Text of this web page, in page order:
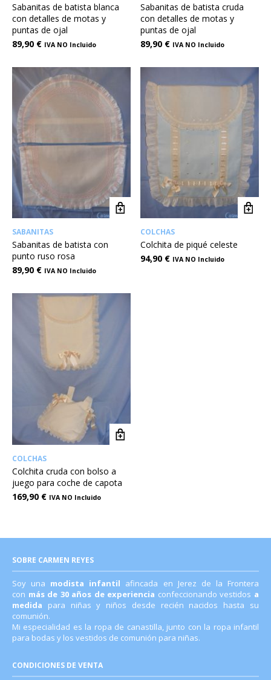
Sabanitas de batista blanca
con detalles de motas y
puntas de ojal
89,90 € IVA NO Incluido
Sabanitas de batista cruda
con detalles de motas y
puntas de ojal
89,90 € IVA NO Incluido
SABANITAS
Sabanitas de batista con
punto ruso rosa
89,90 € IVA NO Incluido
COLCHAS
Colchita de piqué celeste
94,90 € IVA NO Incluido
COLCHAS
Colchita cruda con bolso a
juego para coche de capota
169,90 € IVA NO Incluido
SOBRE CARMEN REYES
Soy una modista infantil afincada en Jerez de la Frontera
con más de 30 años de experiencia confeccionando vestidos a
medida para niñas y niños desde recién nacidos hasta su
comunión.
Mi especialidad es la ropa de canastilla, junto con la ropa infantil
para bodas y los vestidos de comunión para niñas.
CONDICIONES DE VENTA